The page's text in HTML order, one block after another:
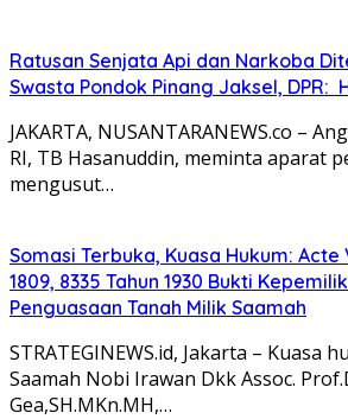
Ratusan Senjata Api dan Narkoba
Swasta Pondok Pinang Jaksel, DPR:
JAKARTA, NUSANTARANEWS.co –
RI, TB Hasanuddin, meminta aparat
mengusut…
Somasi Terbuka, Kuasa Hukum:
1809, 8335 Tahun 1930 Bukti
Penguasaan Tanah Milik Saamah
STRATEGINEWS.id, Jakarta – Kuasa
Saamah Nobi Irawan Dkk Assoc.
Gea,SH.MKn.MH,…